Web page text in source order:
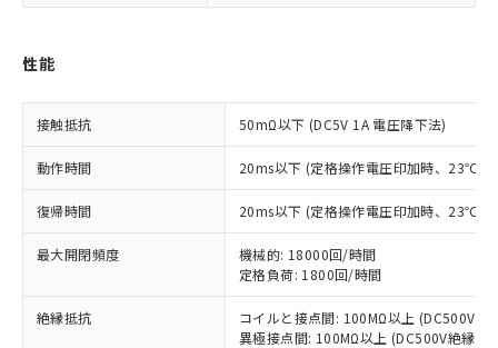
性能
接触抵抗 50mΩ以下 (DC5V 1A 電圧降下法)
動作時間 20ms以下 (定格操作電圧印加時、23℃、
復帰時間 20ms以下 (定格操作電圧印加時、23℃、
最大開閉頻度
機械的: 18000回/時間
定格負荷: 1800回/時間
絶縁抵抗
コイルと接点間: 100MΩ以上 (DC500V絶
異極接点間: 100MΩ以上 (DC500V絶縁抵
以下の条件をお読みいただき、同意のうえ
ご利用ください。
本サービスは、当社制御機器事業取扱
商品の当社在庫状況および標準価格
(税抜)を提供させていただくもので
当社制御機器事業取扱商品の中には、
本サービスの対象外となる商品もある
ことをご了承ください。
在庫状況および標準価格照会結果は、
非含有に非対応の商品で、対応品を出す予
定はありません。
調査・確認中：EU RoHS指令（10物質）の
非含有の対応状況を調査中または確認中の
商品です。
非該当品：ライセンス料など無形物で、有
害物質有無と関係のない商品です。
仕入先様の事情により、非含有部品として
いたものが、含有品と判明した場合などや
むを得ず変更することがあります。
※1 中国RoHS○×表
「○」：最大均質材料含有率が中国RoHSの
基準値以下であることを示します。
「×」：最大均質材料含有率が中国RoHSの
基準値を超えていることを示します。
「－」：未確認です。当社販売部門へお問
当社は、これら貴社製品のうち、外国
為替および外国貿易法に定める商品